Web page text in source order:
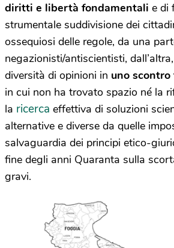
diritti e libertà fondamentali e di
strumentale suddivisione dei
ossequiosi delle regole, da una
negazionisti/antiscientisti,
diversità di opinioni in uno
in cui non ha trovato spazio né la
la ricerca effettiva di soluzioni
alternative e diverse da quelle
salvaguardia dei principi etico-
fine degli anni Quaranta sulla
gravi.